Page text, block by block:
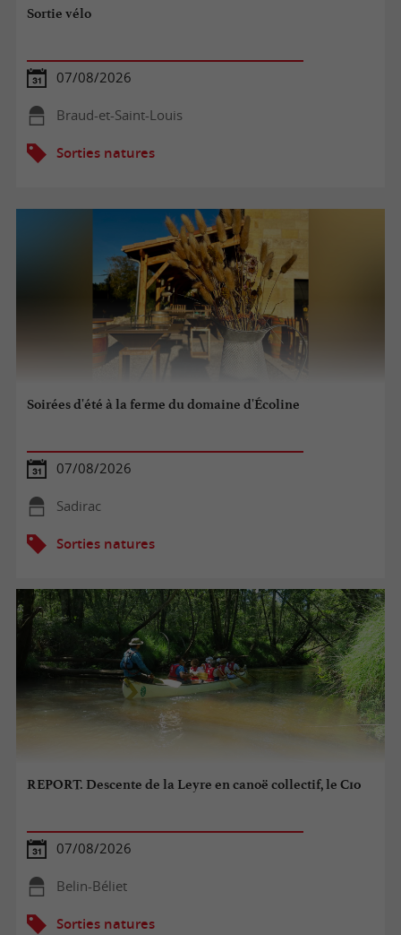
Sortie vélo
07/08/2026
Braud-et-Saint-Louis
Sorties natures
Soirées d'été à la ferme du domaine d'Écoline
07/08/2026
Sadirac
Sorties natures
REPORT. Descente de la Leyre en canoë collectif, le C10
07/08/2026
Belin-Béliet
Sorties natures